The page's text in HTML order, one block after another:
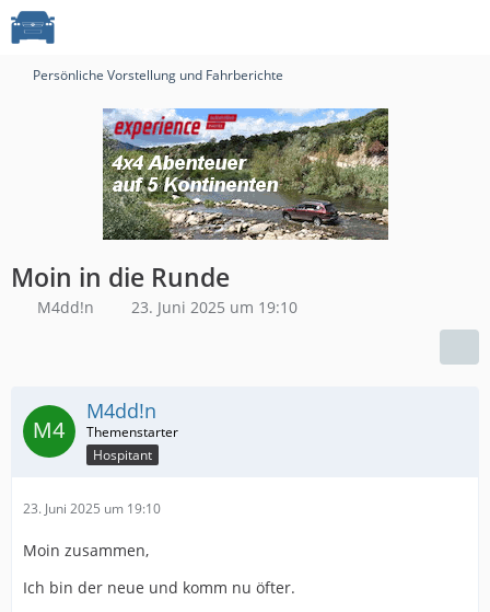
Persönliche Vorstellung und Fahrberichte
Moin in die Runde
M4dd!n 23. Juni 2025 um 19:10
M4dd!n
Hospitant
23. Juni 2025 um 19:10
Moin zusammen,
Ich bin der neue und komm nu öfter.